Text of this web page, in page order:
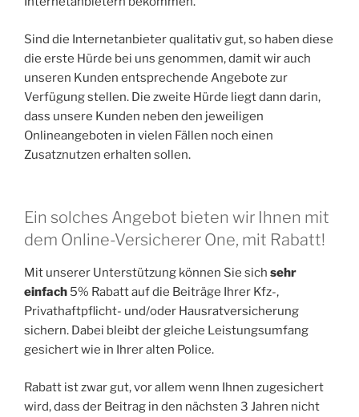
Sind die Internetanbieter qualitativ gut, so haben diese
die erste Hürde bei uns genommen, damit wir auch
unseren Kunden entsprechende Angebote zur
Verfügung stellen. Die zweite Hürde liegt dann darin,
dass unsere Kunden neben den jeweiligen
Onlineangeboten in vielen Fällen noch einen
Zusatznutzen erhalten sollen.
Ein solches Angebot bieten wir Ihnen mit
dem Online-Versicherer One, mit Rabatt!
Mit unserer Unterstützung können Sie sich sehr
einfach 5% Rabatt auf die Beiträge Ihrer Kfz-,
Privathaftpflicht- und/oder Hausratversicherung
sichern. Dabei bleibt der gleiche Leistungsumfang
gesichert wie in Ihrer alten Police.
Rabatt ist zwar gut, vor allem wenn Ihnen zugesichert
wird, dass der Beitrag in den nächsten 3 Jahren nicht